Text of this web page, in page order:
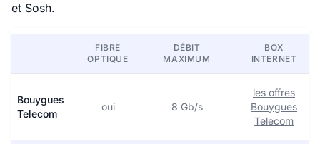
et Sosh.
FIBRE
OPTIQUE
DÉBIT
MAXIMUM
BOX
INTERNET
Bouygues
Telecom
oui 8 Gb/s
les offres
Bouygues
Telecom